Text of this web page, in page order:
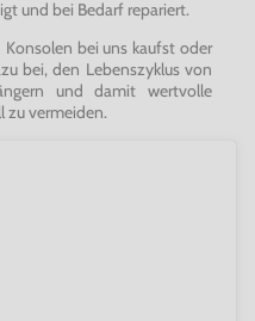
und bei Bedarf repariert.
bei uns kaufst oder
bei, den Lebenszyklus von
und damit wertvolle
zu vermeiden.